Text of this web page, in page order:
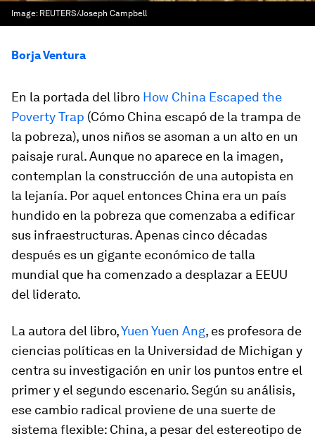
Image: REUTERS/Joseph Campbell
Borja Ventura
En la portada del libro How China Escaped the
Poverty Trap (Cómo China escapó de la trampa de
la pobreza), unos niños se asoman a un alto en un
paisaje rural. Aunque no aparece en la imagen,
contemplan la construcción de una autopista en
la lejanía. Por aquel entonces China era un país
hundido en la pobreza que comenzaba a edificar
sus infraestructuras. Apenas cinco décadas
después es un gigante económico de talla
mundial que ha comenzado a desplazar a EEUU
del liderato.
La autora del libro,Yuen Yuen Ang, es profesora de
ciencias políticas en la Universidad de Michigan y
centra su investigación en unir los puntos entre el
primer y el segundo escenario. Según su análisis,
ese cambio radical proviene de una suerte de
sistema flexible: China, a pesar del estereotipo de